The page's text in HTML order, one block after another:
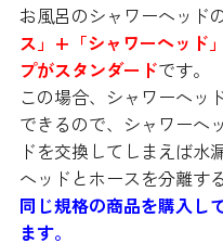
お風呂のシャワーヘッド
ス」+「シャワーヘッド
プがスタンダードです。
この場合、シャワーヘッ
できるので、シャワーヘ
ドを交換してしまえば水
ヘッドとホースを分離す
同じ規格の商品を購入し
ます。